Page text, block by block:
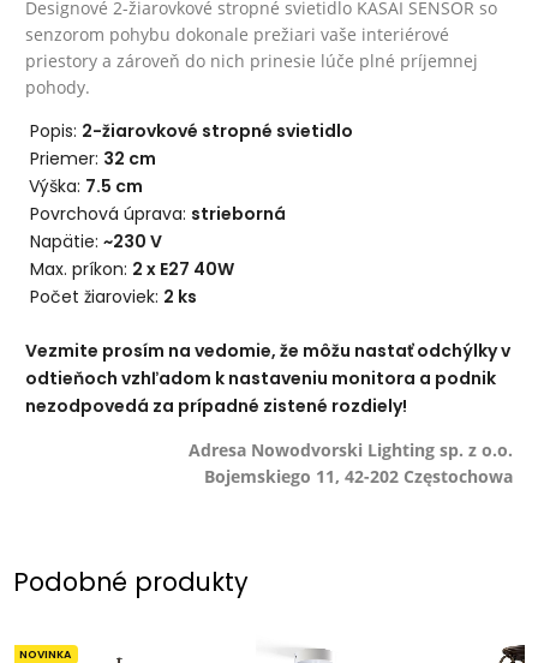
Designové 2-žiarovkové stropné svietidlo KASAI SENSOR so
senzorom pohybu dokonale prežiari vaše interiérové
priestory a zároveň do nich prinesie lúče plné príjemnej
pohody.
Popis: 2-žiarovkové stropné svietidlo
Priemer: 32 cm
Výška: 7.5 cm
Povrchová úprava: strieborná
Napätie:~230 V
Max. príkon: 2 x E27 40W
Počet žiaroviek: 2 ks
Vezmite prosím na vedomie, že môžu nastať odchýlky v
odtieňoch vzhľadom k nastaveniu monitora a podnik
nezodpovedá za prípadné zistené rozdiely!
Adresa Nowodvorski Lighting sp. z o.o.
Bojemskiego 11, 42-202 Częstochowa
Podobné produkty
NOVINKA